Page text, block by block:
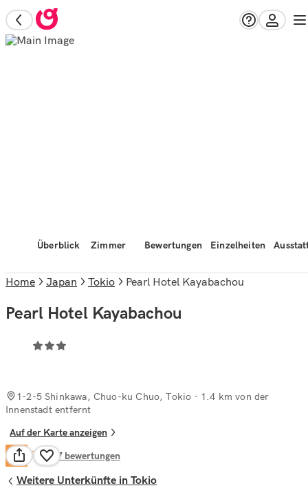
Überblick Zimmer Bewertungen Einzelheiten
Home Japan Tokio Pearl Hotel Kayabachou
Pearl Hotel Kayabachou
1-2-5 Shinkawa, Chuo-ku Chuo, Tokio · 1.4 km von der
Innenstadt entfernt
Auf der Karte anzeigen
6.3 Fair137 bewertungen
Weitere Unterkünfte in Tokio